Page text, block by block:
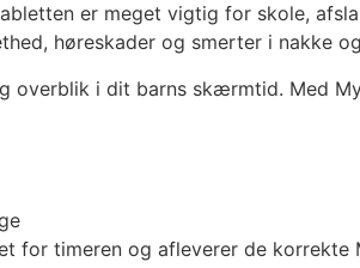
er meget vigtig for skole,
høreskader og smerter i nakke
overblik i dit barns skærmtid. Med
for timeren og afleverer de korrekte